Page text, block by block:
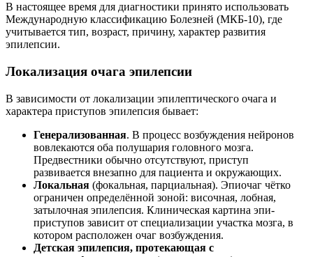
В настоящее время для диагностики принято использовать
Международную классификацию Болезней (МКБ-10), где
учитывается тип, возраст, причину, характер развития
эпилепсии.
Локализация очага эпилепсии
В зависимости от локализации эпилептического очага и
характера приступов эпилепсия бывает:
Генерализованная. В процесс возбуждения нейронов
вовлекаются оба полушария головного мозга.
Предвестники обычно отсутствуют, приступ
развивается внезапно для пациента и окружающих.
Локальная (фокальная, парциальная). Эпиочаг чётко
ограничен определённой зоной: височная, лобная,
затылочная эпилепсия. Клиническая картина эпи-
приступов зависит от специализации участка мозга, в
котором расположен очаг возбуждения.
Детская эпилепсия, протекающая с